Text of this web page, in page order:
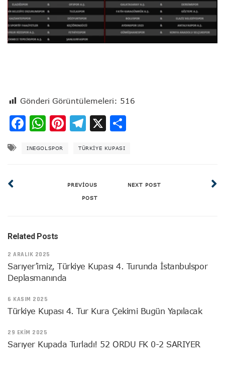
Gönderi Görüntülemeleri: 516
Facebook
WhatsApp
Pinterest
Telegram
X
INEGOLSPOR TÜRKIYE KUPASI
PREVIOUS
POST
NEXT POST
Related Posts
2 ARALIK 2025
Sarıyer’imiz, Türkiye Kupası 4. Turunda İstanbulspor
Deplasmanında
6 KASIM 2025
Türkiye Kupası 4. Tur Kura Çekimi Bugün Yapılacak
29 EKIM 2025
Sarıyer Kupada Turladı! 52 ORDU FK 0-2 SARIYER